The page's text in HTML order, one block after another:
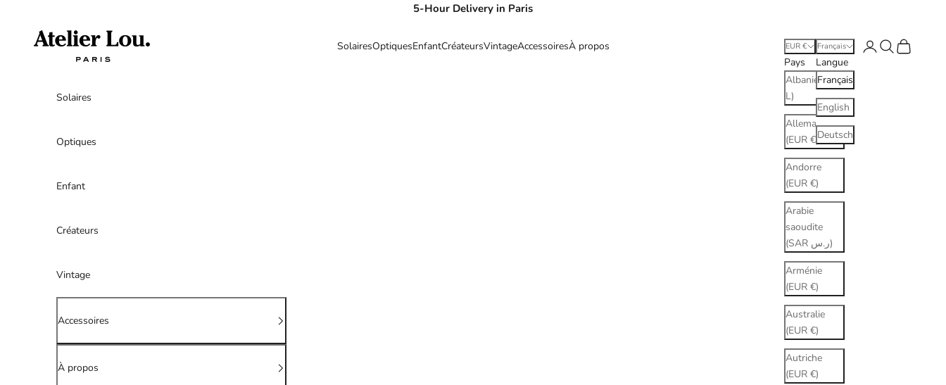
5-Hour Delivery in Paris
atelierlouparis
SolairesOptiquesEnfantCréateursVintageAccessoiresÀ propos EUR €
Pays
Albanie (ALL
L)
Allemagne
(EUR €)
Andorre
(EUR €)
Arabie
saoudite
(SAR ر.س)
Arménie
(EUR €)
Australie
(EUR €)
Autriche
(EUR €)
Français
Langue
Français
English
Deutsch
Connexion
Recherche
Panier
Solaires
Optiques
Enfant
Créateurs
Vintage
Accessoires
À propos